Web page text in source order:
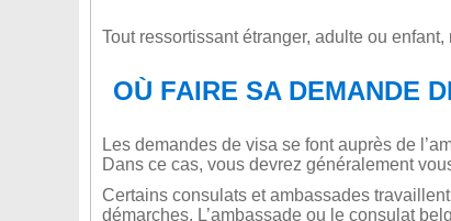
Tout ressortissant étranger, adulte ou
OÙ FAIRE SA DEMANDE
Les demandes de visa se font auprès de
Dans ce cas, vous devrez généralement
Certains consulats et ambassades
démarches. L’ambassade ou le consulat